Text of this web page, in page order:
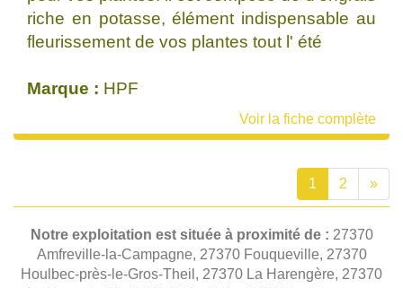
riche en potasse, élément indispensable au
fleurissement de vos plantes tout l' été
Marque : HPF
Voir la fiche complète
1 2 »
Notre exploitation est située à proximité de : 27370
Amfreville-la-Campagne, 27370 Fouqueville, 27370
Houlbec-près-le-Gros-Theil, 27370 La Harengère, 27370